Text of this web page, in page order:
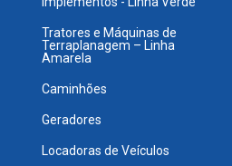
Tratores e Máquinas de
Terraplanagem – Linha
Amarela
Caminhões
Geradores
Locadoras de Veículos